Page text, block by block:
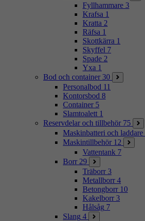
Fyllhammare 3
Krafsa 1
Kratta 2
Räfsa 1
Skottkärra 1
Skyffel 7
Spade 2
Yxa 1
Bod och container 30
Personalbod 11
Kontorsbod 8
Container 5
Slamtoalett 1
Reservdelar och tillbehör 75
Maskinbatteri och laddare
Maskintillbehör 12
Vattentank 7
Borr 29
Träborr 3
Metallborr 4
Betongborr 10
Kakelborr 3
Hålsåg 7
Slang 4